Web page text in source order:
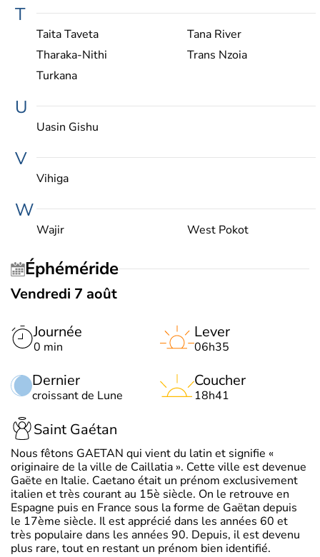
T
Taita Taveta
Tana River
Tharaka-Nithi
Trans Nzoia
Turkana
U
Uasin Gishu
V
Vihiga
W
Wajir West Pokot
Éphéméride
Vendredi 7 août
Journée
0 min
Dernier
croissant de Lune
Lever
06h35
Coucher
18h41
Saint Gaétan
Nous fêtons GAETAN qui vient du latin et signifie «
originaire de la ville de Caillatia ». Cette ville est devenue
Gaëte en Italie. Caetano était un prénom exclusivement
italien et très courant au 15è siècle. On le retrouve en
Espagne puis en France sous la forme de Gaëtan depuis
le 17ème siècle. Il est apprécié dans les années 60 et
très populaire dans les années 90. Depuis, il est devenu
plus rare, tout en restant un prénom bien identifié.